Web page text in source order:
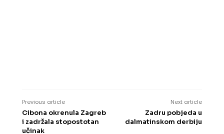
Previous article
Cibona okrenula Zagreb
i zadržala stopostotan
učinak
Next article
Zadru pobjeda u
dalmatinskom derbiju